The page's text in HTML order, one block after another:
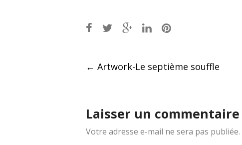
Post
← Artwork-Le septième souffle
Laisser un commentaire
Votre adresse e-mail ne sera pas publiée.